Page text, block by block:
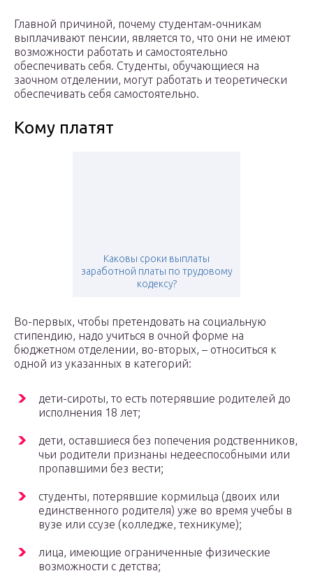
Главной причиной, почему студентам-очникам
выплачивают пенсии, является то, что они не имеют
возможности работать и самостоятельно
обеспечивать себя. Студенты, обучающиеся на
заочном отделении, могут работать и теоретически
обеспечивать себя самостоятельно.
Кому платят
Каковы сроки выплаты
заработной платы по трудовому
кодексу?
Во-первых, чтобы претендовать на социальную
стипендию, надо учиться в очной форме на
бюджетном отделении, во-вторых, – относиться к
одной из указанных в категорий:
дети-сироты, то есть потерявшие родителей до
исполнения 18 лет;
дети, оставшиеся без попечения родственников,
чьи родители признаны недееспособными или
пропавшими без вести;
студенты, потерявшие кормильца (двоих или
единственного родителя) уже во время учебы в
вузе или ссузе (колледже, техникуме);
лица, имеющие ограниченные физические
возможности с детства;